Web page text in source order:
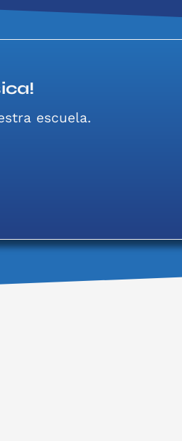
escuela.